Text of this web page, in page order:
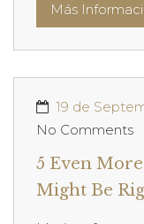
Más
19 de
No Comments
5 Even
Might Be